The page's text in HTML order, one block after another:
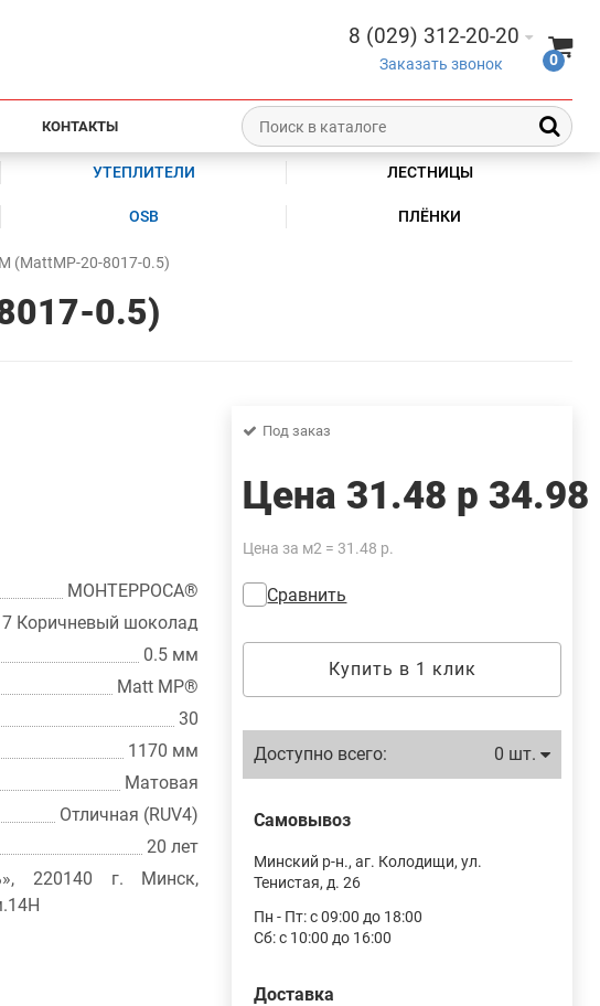
8 (029) 312-20-20
Заказать звонок 0
КОНТАКТЫ
УТЕПЛИТЕЛИ ЛЕСТНИЦЫ
OSB ПЛЁНКИ
(MattMP-20-8017-0.5)
0.5)
МОНТЕРРОСА®
Коричневый шоколад
0.5 мм
Matt MP®
30
1170 мм
Матовая
Отличная (RUV4)
20 лет
220140 г. Минск,
Под заказ
Цена31.48 р34.98
Цена за м2 = 31.48 р.
Сравнить
Купить в 1 клик
Доступно всего: 0 шт.
Самовывоз
Минский р-н., аг. Колодищи, ул.
Тенистая, д. 26
Пн - Пт: с 09:00 до 18:00
Сб: с 10:00 до 16:00
Доставка